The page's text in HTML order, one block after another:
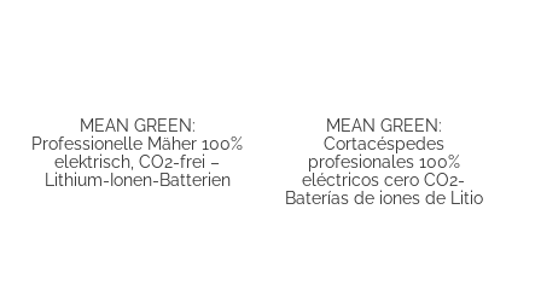
MEAN GREEN:
Professionelle Mäher 100%
elektrisch, CO2-frei –
Lithium-Ionen-Batterien
MEAN GREEN:
Cortacéspedes
profesionales 100%
eléctricos cero CO2-
Baterías de iones de Litio